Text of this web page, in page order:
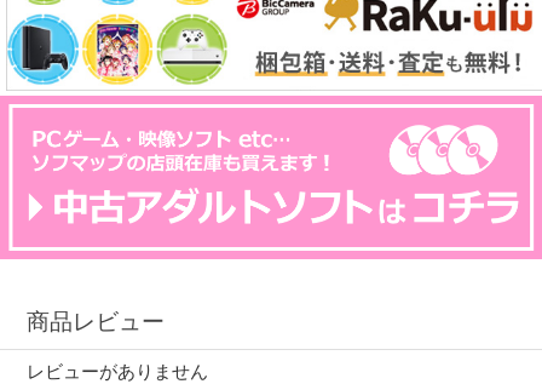
商品レビュー
レビューがありません